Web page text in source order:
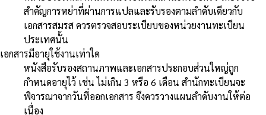
สำคัญการหย่าที่ผ่านการแปลและรับรองตามลำดับเดียวกับ
เอกสารสมรส ควรตรวจสอบระเบียบของหน่วยงานทะเบียน
ประเทศนั้น
เอกสารมีอายุใช้งานเท่าใด
หนังสือรับรองสถานภาพและเอกสารประกอบส่วนใหญ่ถูก
กำหนดอายุไว้ เช่น ไม่เกิน 3 หรือ 6 เดือน สำนักทะเบียนจะ
พิจารณาจากวันที่ออกเอกสาร จึงควรวางแผนลำดับงานให้ต่อ
เนื่อง